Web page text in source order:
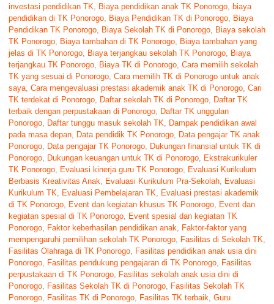
investasi pendidikan TK
Biaya pendidikan anak TK Ponorogo ,biaya
pendidikan di TK Ponorogo Biaya Pendidikan TK di Ponorogo Biaya
Pendidikan TK Ponorogo Biaya Sekolah TK di Ponorogo Biaya sekolah
TK Ponorogo Biaya tambahan di TK Ponorogo Biaya tambahan yang
jelas di TK Ponorogo Biaya terjangkau sekolah TK Ponorogo Biaya
terjangkau TK Ponorogo Biaya TK di Ponorogo ,Cara memilih sekolah
TK yang sesuai di Ponorogo ,Cara memilih TK di Ponorogo untuk anak
saya ,Cara mengevaluasi prestasi akademik anak TK di Ponorogo ,Cari
TK terdekat di Ponorogo Daftar sekolah TK di Ponorogo Daftar TK
terbaik dengan perpustakaan di Ponorogo Daftar TK unggulan
Ponorogo Daftar tunggu masuk sekolah TK
Dampak pendidikan awal
pada masa depan Data pendidik TK Ponorogo Data pengajar TK anak
Ponorogo Data pengajar TK Ponorogo Dukungan finansial untuk TK di
Ponorogo Dukungan keuangan untuk TK di Ponorogo Ekstrakurikuler
TK Ponorogo Evaluasi kinerja guru TK Ponorogo Evaluasi Kurikulum
Berbasis Kreativitas Anak
Evaluasi Kurikulum Pra-Sekolah Evaluasi
Kurikulum TK
Evaluasi Pembelajaran TK
Evaluasi prestasi akademik
di TK Ponorogo Event dan kegiatan khusus TK Ponorogo Event dan
kegiatan spesial di TK Ponorogo Event spesial dan kegiatan TK
Ponorogo Faktor keberhasilan pendidikan anak
Faktor-faktor yang
mempengaruhi pemilihan sekolah TK Ponorogo Fasilitas di Sekolah TK
Fasilitas Olahraga di TK Ponorogo Fasilitas pendidikan anak usia dini
Ponorogo Fasilitas pendukung pengajaran di TK Ponorogo Fasilitas
perpustakaan di TK Ponorogo Fasilitas sekolah anak usia dini di
Ponorogo Fasilitas Sekolah TK di Ponorogo Fasilitas Sekolah TK
Ponorogo Fasilitas TK di Ponorogo Fasilitas TK terbaik ,Guru